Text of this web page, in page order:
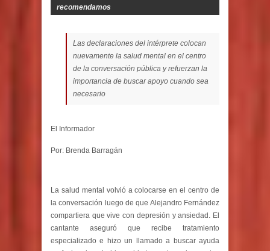
recomendamos
Las declaraciones del intérprete colocan
nuevamente la salud mental en el centro
de la conversación pública y refuerzan la
importancia de buscar apoyo cuando sea
necesario
El Informador
Por: Brenda Barragán
La salud mental volvió a colocarse en el centro de
la conversación luego de que Alejandro Fernández
compartiera que vive con depresión y ansiedad. El
cantante aseguró que recibe tratamiento
especializado e hizo un llamado a buscar ayuda